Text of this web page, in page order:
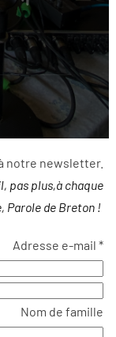
notre newsletter.
pas plus,à chaque
Parole de Breton !
Adresse e-mail *
Nom de famille